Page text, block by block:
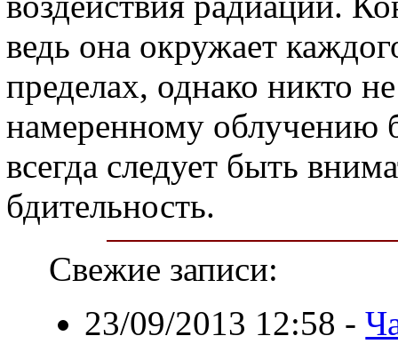
ведь она окружает
пределах, однако никто
намеренному облучению
всегда следует быть
бдительность.
Свежие записи:
23/09/2013 12:58 -